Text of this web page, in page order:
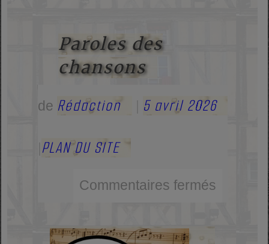
Paroles des
chansons
de Rédaction 5 avril 2026
PLAN DU SITE
Commentaires fermés